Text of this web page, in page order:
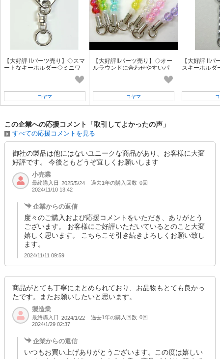
【大好評 !!パーツ売り】◇スマ
ートなキーホルダー◇ミニワ
ンタッチ キーホルダー《ニ
コヤマ
【大好評!!パーツ売り】◇オー
ルラウンドに合わせやすいパ
ーツ！◇オーロラビーズ スト
コヤマ
【大好評 !!パ
スキーホル
この企業への応援コメント「取引してよかったの声」
すべての応援コメントを見る
御社の製品は他にはないユニークな商品があり、お客様に大変
好評です。 今後ともどうぞ宜しくお願いします
小売業
最終購入日 2025/5/24 過去1年の購入回数 0回
2024/11/10 13:42
企業からの返信
度々のご購入および応援コメントをいただき、ありがとう
ございます。 お客様にご好評いただいているとのこと大変
嬉しく思います。 こちらこそ引き続きよろしくお願い致し
ます。
2024/11/11 09:59
商品がとても丁寧にまとめられており、お品物もとても良かっ
たです。またお願いしたいと思います。
製造業
最終購入日 2024/1/22 過去1年の購入回数 0回
2024/1/29 02:37
企業からの返信
いつもお買い上げありがとうございます。この度は嬉しい